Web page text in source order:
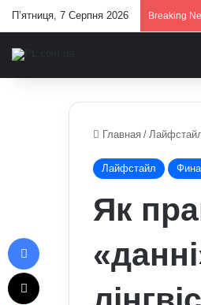
П’ятниця, 7 Серпня 2026 Breaking
Главная /
Лайфстайл
Як